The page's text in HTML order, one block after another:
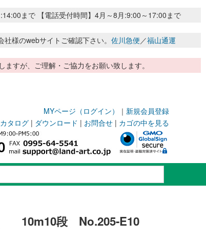
まで 【電話受付時間】4月～8月:9:00～17:00まで
様のwebサイトご確認下さい。 佐川急便／福山通運
すが、ご理解・ご協力をお願い致します。
MYページ（ログイン） ｜ 新規会員登録
カタログ | ダウンロード | お問合せ | カゴの中を見る
10m10段 No.205-E10